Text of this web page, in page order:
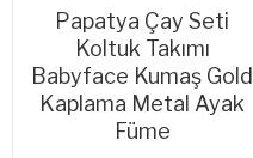
Papatya Çay Seti
Koltuk Takımı
Babyface Kumaş Gold
Kaplama Metal Ayak
Füme